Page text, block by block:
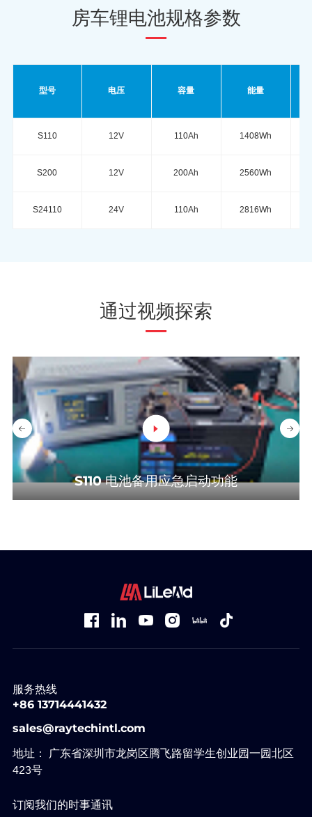
房车锂电池规格参数
型号 电压 容量 能量
S110 12V 110Ah 1408Wh
S200 12V 200Ah 2560Wh
S24110 24V 110Ah 2816Wh
通过视频探索
S110 电池备用应急启动功能
服务热线
+86 13714441432
sales@raytechintl.com
地址： 广东省深圳市龙岗区腾飞路留学生创业园一园北区
423号
订阅我们的时事通讯